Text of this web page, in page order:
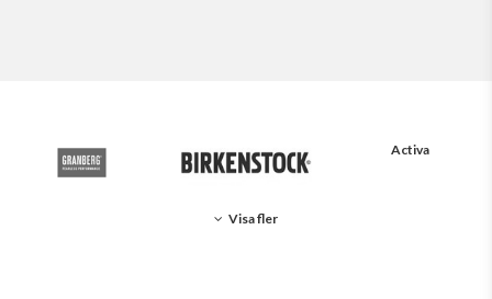
Activa
Visa fler